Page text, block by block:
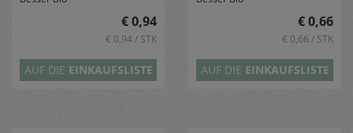
€ 0,94
€ 0,94 / STK
AUF DIE EINKAUFSLISTE
€ 0,66
€ 0,66 / STK
AUF DIE EINKAUFSLISTE